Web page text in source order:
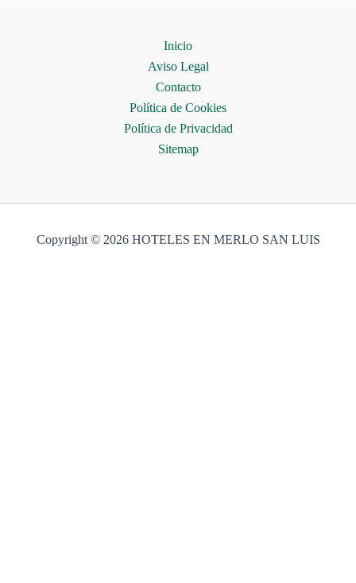
Inicio
Aviso Legal
Contacto
Política de Cookies
Política de Privacidad
Sitemap
Copyright © 2026 HOTELES EN MERLO SAN LUIS